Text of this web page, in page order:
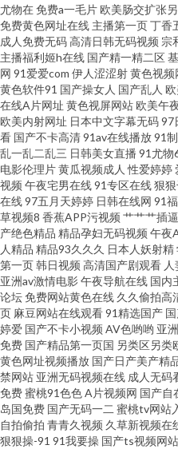
av男人天堂手机 成人亚洲 老湿影院
源 国产亚洲日本 老司机AV文字 日本
人电影 色婷婷激情网 91在线在线 福
分类 伪娘人妖中文网址 超碰人人摸
天美传媒毛片 午夜老湿机 韩国伦理
资源 91精品丝袜国产 超碰成人综合
AV入口 福利社老湿机 狼友福利视频
级影院 国产精品肏屄电影 亚洲综合
人人 亚洲天堂91 AV福利激情 国产
日本高清 狠狠撸123 欧美人妖导航
自在线 美女让我操 日韩午夜精品 尤
尤物在免费a一毛片欧美肠交扩张
免费黄色网址在线 主播第一页丁香
成人免费无码高清日韩无码视频 宗
主播福利姬h在线 国产精一精二区
网 91爱爱com 伊人涩涩射黄色视频
黄色软件91 国产操女人 国产乱人
在线A片网址 黄色视屏网站欧美午
欧美内射网址 日本中文字幕无码97
看 国产不卡高清91av在线播放91
乱一乱二乱三 日韩美女直播 91尤物
电影伦理片黄瓜视频成人 性爱婷婷
视频 午夜宅男在线91专区在线狠
在线97五月天婷婷 日韩在线网 91
草视频8 香蕉APP污视频 艹艹艹插逼
产绝色精品 精品孕妇无码视频 午夜
人精品 精品93久久久 日本人妖射精
第一页韩日视频 高清国产剧观看
亚洲av激情电影午夜导航在线 国内
论坛免费网站黄色在线 久久偷拍高
页 麻豆网站在线观看91精选国产
婷爱 国产不卡小视频 AV色哟哟 亚
免费 国产精品第一页国 另类区另类
黄色网址视频播放 国产日产美产精
禁网站 亚洲无码视频在线 成人无码
免费蜜桃91色色A片视频网 国产自
岛国免费 国产无码一二 蜜桃tv网站
自拍偷拍 青青久视频 久草新视频在
狠狠操-91 91我要操 国产ts视频网站